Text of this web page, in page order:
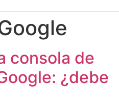
consola de
¿debe